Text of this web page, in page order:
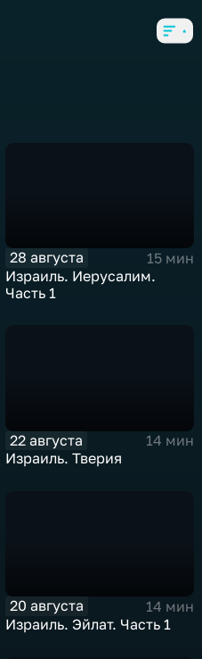
28 августа
15 мин
Израиль. Иерусалим.
Часть 1
22 августа
14 мин
Израиль. Тверия
20 августа
14 мин
Израиль. Эйлат. Часть 1